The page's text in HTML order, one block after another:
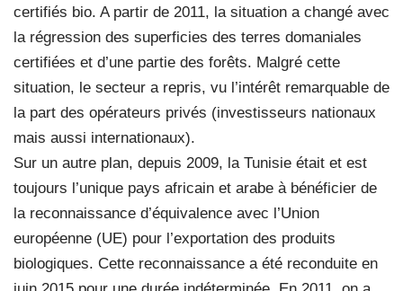
certifiés bio. A partir de 2011, la situation a changé avec
la régression des superficies des terres domaniales
certifiées et d’une partie des forêts. Malgré cette
situation, le secteur a repris, vu l’intérêt remarquable de
la part des opérateurs privés (investisseurs nationaux
mais aussi internationaux).
Sur un autre plan, depuis 2009, la Tunisie était et est
toujours l’unique pays africain et arabe à bénéficier de
la reconnaissance d’équivalence avec l’Union
européenne (UE) pour l’exportation des produits
biologiques. Cette reconnaissance a été reconduite en